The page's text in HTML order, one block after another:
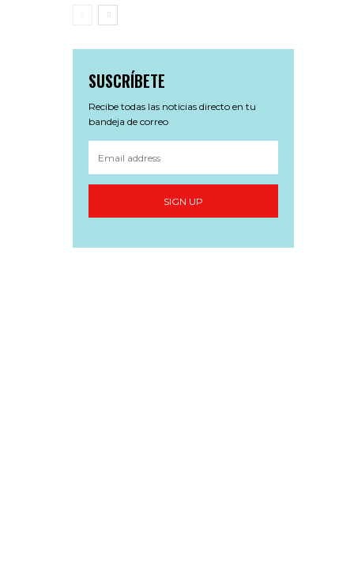
SUSCRÍBETE
Recibe todas las noticias directo en tu
bandeja de correo
SIGN UP